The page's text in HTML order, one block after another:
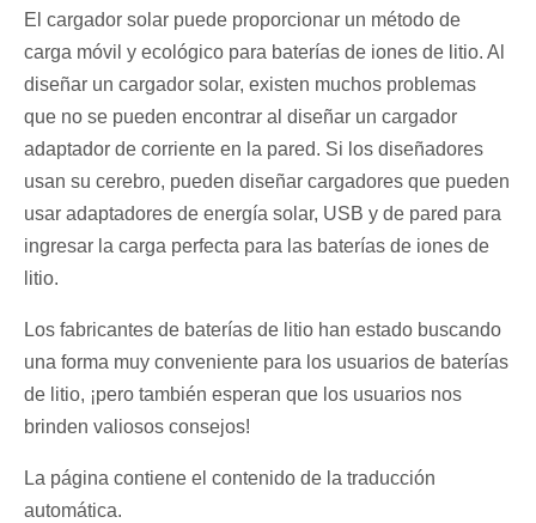
El cargador solar puede proporcionar un método de
carga móvil y ecológico para baterías de iones de litio. Al
diseñar un cargador solar, existen muchos problemas
que no se pueden encontrar al diseñar un cargador
adaptador de corriente en la pared. Si los diseñadores
usan su cerebro, pueden diseñar cargadores que pueden
usar adaptadores de energía solar, USB y de pared para
ingresar la carga perfecta para las baterías de iones de
litio.
Los fabricantes de baterías de litio han estado buscando
una forma muy conveniente para los usuarios de baterías
de litio, ¡pero también esperan que los usuarios nos
brinden valiosos consejos!
La página contiene el contenido de la traducción
automática.